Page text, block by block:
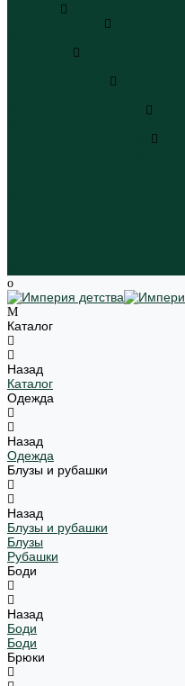
Каталог
Назад
Каталог
Одежда
Назад
Одежда
Блузы и рубашки
Назад
Блузы и рубашки
Блузы
Рубашки
Боди
Назад
Боди
Боди
Брюки